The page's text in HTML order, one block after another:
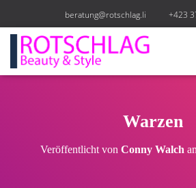
beratung@rotschlag.li +423
Warzen
Veröffentlicht von Conny Walch